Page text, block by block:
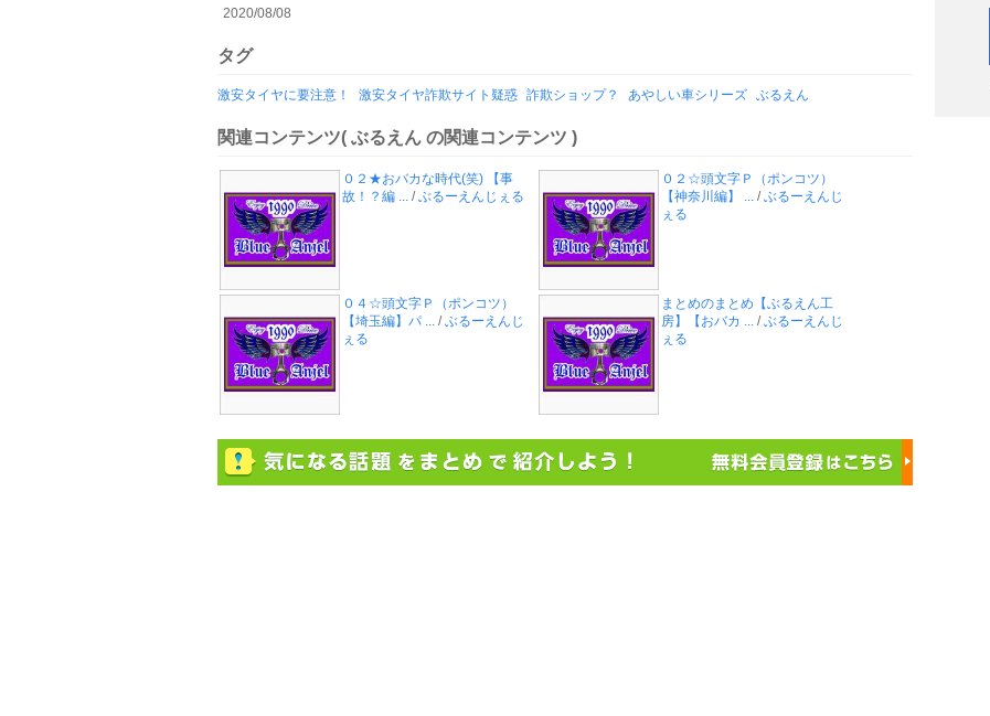
2020/08/08
タグ
激安タイヤに要注意！ 激安タイヤ詐欺サイト疑惑 詐欺ショップ？ あやしい車シリーズ ぶるえん
関連コンテンツ( ぶるえん の関連コンテンツ )
０２★おバカな時代(笑) 【事
故！？編 ... /ぶるーえんじぇる
０２☆頭文字Ｐ（ポンコツ）
【神奈川編】 ... /ぶるーえんじ
ぇる
０４☆頭文字Ｐ（ポンコツ）
【埼玉編】パ ... /ぶるーえんじ
ぇる
まとめのまとめ【ぶるえん工
房】【おバカ ... /ぶるーえんじ
ぇる